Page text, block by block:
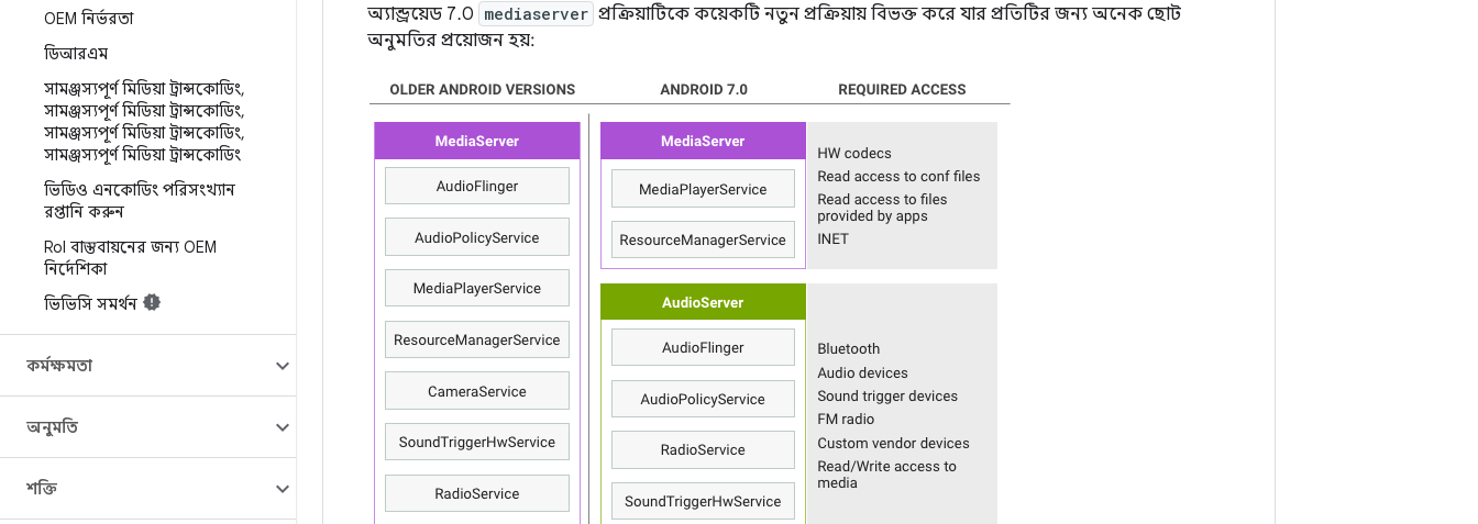
OEM নির্ভরতা
ডিআরএম
সামঞ্জস্যপূর্ণ মিডিয়া ট্রান্সকোডিং,
সামঞ্জস্যপূর্ণ মিডিয়া ট্রান্সকোডিং,
সামঞ্জস্যপূর্ণ মিডিয়া ট্রান্সকোডিং,
সামঞ্জস্যপূর্ণ মিডিয়া ট্রান্সকোডিং
ভিডিও এনকোডিং পরিসংখ্যান
রপ্তানি করুন
RoI বাস্তবায়নের জন্য OEM
নির্দেশিকা
ভিভিসি সমর্থন
কর্মক্ষমতা
অনুমতি
শক্তি
অ্যান্ড্রয়েড 7.0 mediaserver প্রক্রিয়াটিকে কয়েকটি নতুন প্রক্রিয়ায় বিভক্ত করে যার প্রতিটির জন্য অনেক ছোট
অনুমতির প্রয়োজন হয়: